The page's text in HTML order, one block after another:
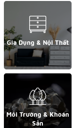
Gia Dụng & Nội Thất
Môi Trường & Khoán
Sản